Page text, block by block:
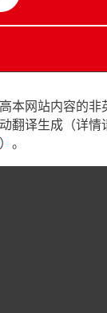
本网站内容的非
翻译生成（详情
）。